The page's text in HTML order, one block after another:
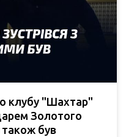
клубу "Шахтар"
Золотого
також був